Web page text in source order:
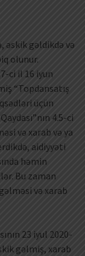
əskik gəldikdə və
olunur.
ci il 16 iyun
“Topdansatış
üçün
4.5-ci
və xarab və ya
aidiyyəti
həmin
Bu zaman
və xarab
23 iyul 2020-
gəlmiş, xarab